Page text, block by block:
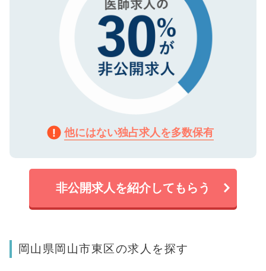
他にはない独占求人を多数保有
非公開求人を紹介してもらう
岡山県岡山市東区の求人を探す